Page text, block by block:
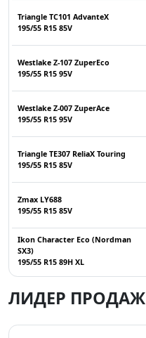
Triangle TC101 AdvanteX
195/55 R15 85V
Westlake Z-107 ZuperEco
195/55 R15 95V
Westlake Z-007 ZuperAce
195/55 R15 95V
Triangle TE307 ReliaX Touring
195/55 R15 85V
Zmax LY688
195/55 R15 85V
Ikon Character Eco (Nordman
SX3)
195/55 R15 89H XL
ЛИДЕР ПРОДАЖ